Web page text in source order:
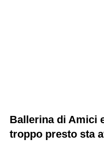
Ballerina di Amici
troppo presto sta